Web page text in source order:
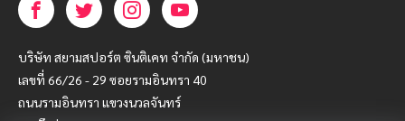
บริษัท สยามสปอร์ต ซินติเคท จำกัด (มหาชน)
เลขที่ 66/26 - 29 ซอยรามอินทรา 40
ถนนรามอินทรา แขวงนวลจันทร์